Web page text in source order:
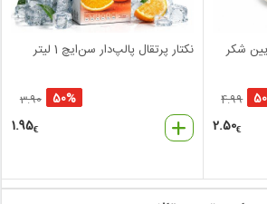
شکر
4.99
2.50€
نکتار پرتقال پالپ‌دار سن‌ایچ 1 لیتر
50%
3.90
1.95€